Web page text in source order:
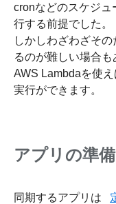
cronなどのスケジュ
行する前提でした。
しかしわざわざそ
るのが難しい場合も
AWS Lambdaを使
実行ができます。
アプリの準備
同期するアプリは